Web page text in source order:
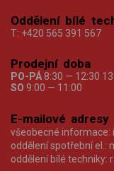
Oddělení bílé
T: +420 565 391 567
Prodejní doba
PO-PÁ 8:30 — 12:30
SO 9:00 — 11:00
E-mailové adresy
všeobecné informace:
oddělení spotřební el.:
oddělení bílé techniky: